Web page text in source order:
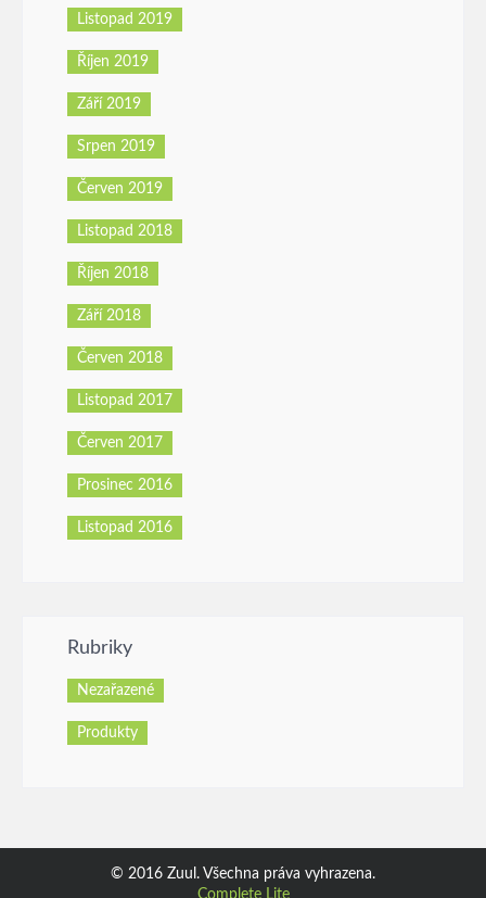
Listopad 2019
Říjen 2019
Září 2019
Srpen 2019
Červen 2019
Listopad 2018
Říjen 2018
Září 2018
Červen 2018
Listopad 2017
Červen 2017
Prosinec 2016
Listopad 2016
Rubriky
Nezařazené
Produkty
© 2016 Zuul. Všechna práva vyhrazena.
Complete Lite